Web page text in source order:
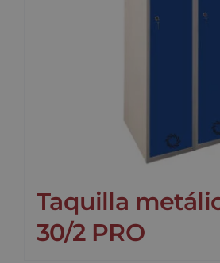
Taquilla
30/2 PRO